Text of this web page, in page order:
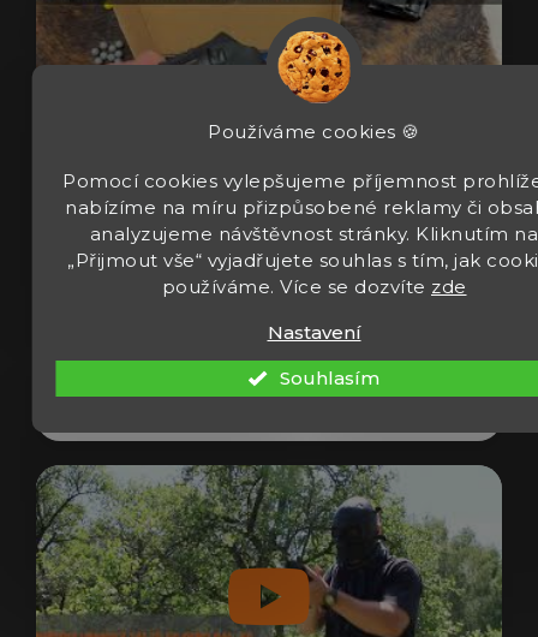
Používáme cookies 🍪
Pomocí cookies vylepšujeme příjemnost
nabízíme na míru přizpůsobené reklamy či
analyzujeme návštěvnost stránky. Kliknutím na
„Přijmout vše“ vyjadřujete souhlas s tím, jak
používáme. Více se dozvíte zde
Nastavení
Souhlasím
Revolver Umarex T4E TR 50 Gen2 cal 50
Zobrazit video